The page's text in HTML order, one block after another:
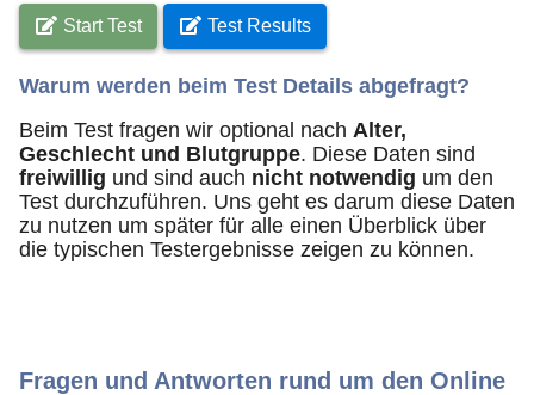
Englisch
Start Test Test Results
Warum werden beim Test Details abgefragt?
Beim Test fragen wir optional nach Alter,
Geschlecht und Blutgruppe. Diese Daten sind
freiwillig und sind auch nicht notwendig um den
Test durchzuführen. Uns geht es darum diese Daten
zu nutzen um später für alle einen Überblick über
die typischen Testergebnisse zeigen zu können.
Fragen und Antworten rund um den Online